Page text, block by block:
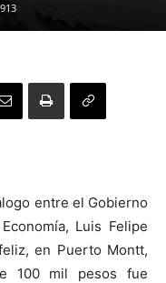
913
entre el Gobierno
Luis Felipe
en Puerto Montt,
100 mil pesos fue